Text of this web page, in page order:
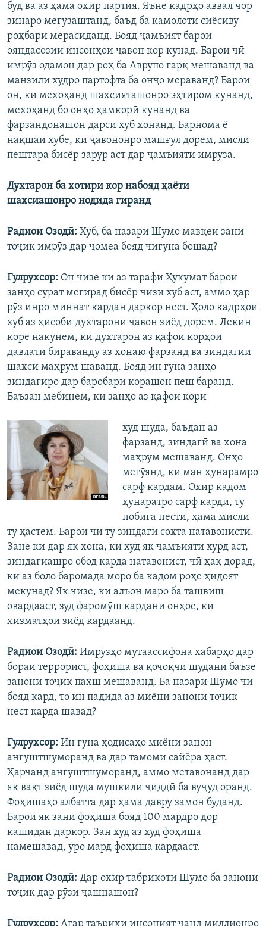
буд ва аз ҳама охир партия. Яъне кадрҳо аввал чор
зинаро мегузаштанд, баъд ба камолоти сиёсиву
роҳбарӣ мерасиданд. Бояд ҷамъият барои
ояндасозии инсонҳои ҷавон кор кунад. Барои чӣ
имрӯз одамон дар роҳ ба Аврупо ғарқ мешаванд ва
манзили худро партофта ба онҷо мераванд? Барои
он, ки мехоҳанд шахсияташонро эҳтиром кунанд,
мехоҳанд бо онҳо ҳамкорӣ кунанд ва
фарзандонашон дарси хуб хонанд. Барнома ё
нақшаи хубе, ки ҷавононро машғул дорем, мисли
пештара бисёр зарур аст дар ҷамъияти имрӯза.
Духтарон ба хотири кор набояд ҳаёти
шахсиашонро нодида гиранд
Радиои Озодӣ: Хуб, ба назари Шумо мавқеи зани
тоҷик имрӯз дар ҷомеа бояд чигуна бошад?
Гулрухсор: Он чизе ки аз тарафи Ҳукумат барои
занҳо сурат мегирад бисёр чизи хуб аст, аммо ҳар
рӯз инро миннат кардан даркор нест. Ҳоло кадрҳои
хуб аз ҳисоби духтарони ҷавон зиёд дорем. Лекин
коре накунем, ки духтарон аз қафои корҳои
давлатӣ бираванду аз хонаю фарзанд ва зиндагии
шахсӣ маҳрум шаванд. Бояд ин гуна занҳо
зиндагиро дар баробари корашон пеш баранд.
Баъзан мебинем, ки занҳо аз қафои кори
худ шуда, баъдан аз
фарзанд, зиндагӣ ва хона
маҳрум мешаванд. Онҳо
мегӯянд, ки ман ҳунарамро
сарф кардам. Охир кадом
ҳунаратро сарф кардӣ, ту
нобиға нестӣ, ҳама мисли
ту ҳастем. Барои чӣ ту зиндагӣ сохта натавонистӣ.
Зане ки дар як хона, ки худ як ҷамъияти хурд аст,
зиндагиашро обод карда натавонист, чӣ ҳақ дорад,
ки аз боло баромада моро ба кадом роҳе ҳидоят
мекунад? Як чизе, ки алъон маро ба ташвиш
овардааст, зуд фаромӯш кардани онҳое, ки
хизматҳои зиёд кардаанд.
Радиои Озодӣ: Имрӯзҳо мутаассифона хабарҳо дар
бораи террорист, фоҳиша ва қочоқчӣ шудани баъзе
занони тоҷик пахш мешаванд. Ба назари Шумо чӣ
бояд кард, то ин падида аз миёни занони тоҷик
нест карда шавад?
Гулрухсор: Ин гуна ҳодисаҳо миёни занон
ангуштшуморанд ва дар тамоми сайёра ҳаст.
Ҳарчанд ангуштшуморанд, аммо метавонанд дар
як вақт зиёд шуда мушкили ҷиддӣ ба вуҷуд оранд.
Фоҳишаҳо албатта дар ҳама давру замон буданд.
Барои як зани фоҳиша бояд 100 мардро дор
кашидан даркор. Зан худ аз худ фоҳиша
намешавад, ӯро мард фоҳиша кардааст.
Радиои Озодӣ: Дар охир табрикоти Шумо ба занони
тоҷик дар рӯзи ҷашнашон?